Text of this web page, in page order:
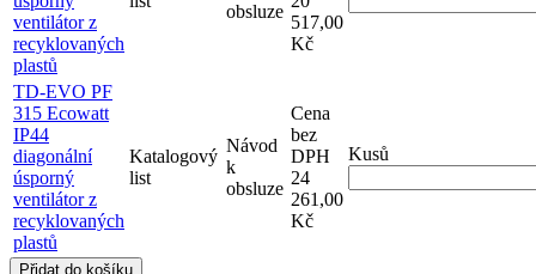
ventilátor z
recyklovaných
plastů
obsluze
517,00
Kč
TD-EVO PF
315 Ecowatt
IP44
diagonální
úsporný
ventilátor z
recyklovaných
plastů
Katalogový
list
Návod
k
obsluze
Cena
bez
DPH
24
261,00
Kč
Kusů